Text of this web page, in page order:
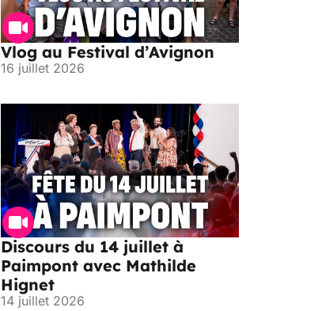
Vlog au Festival d’Avignon
16 juillet 2026
Discours du 14 juillet à
Paimpont avec Mathilde
Hignet
14 juillet 2026